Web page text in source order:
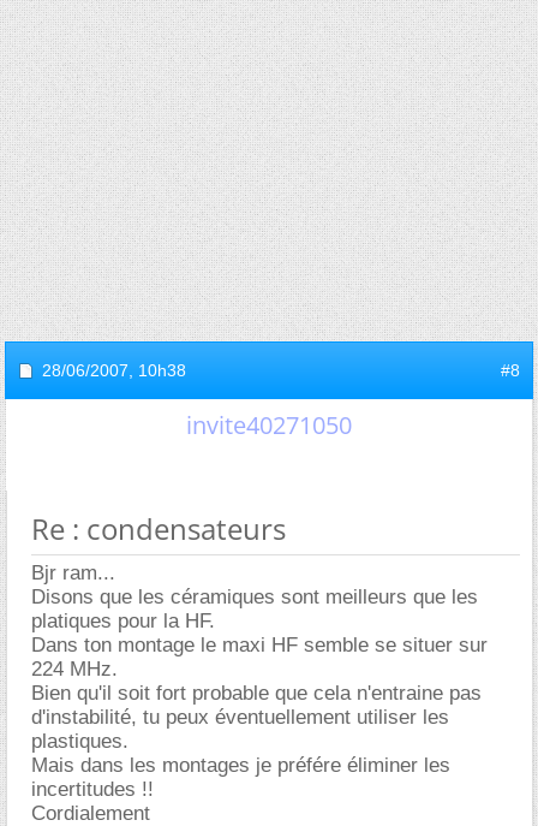
28/06/2007, 10h38 #8
invite40271050
Re : condensateurs
Bjr ram...
Disons que les céramiques sont meilleurs que les
platiques pour la HF.
Dans ton montage le maxi HF semble se situer sur
224 MHz.
Bien qu'il soit fort probable que cela n'entraine pas
d'instabilité, tu peux éventuellement utiliser les
plastiques.
Mais dans les montages je préfére éliminer les
incertitudes !!
Cordialement